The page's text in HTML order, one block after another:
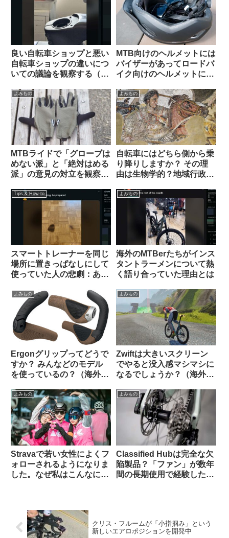
良い自転車ショップと悪い
自転車ショップの違いにつ
いての議論を観察する（海
MTB向けのヘルメットには
バイザーがあってロードバ
イク向けのヘルメットにな
示板から）
よみもの
MTBライドで「グローブは
めない派」と「絶対はめる
派」の意見の対立を観察す
よみもの
自転車にはどちら側から乗
り降りしますか？ その理
由は生物学的？地域行政
板から】
Tips & How-to
スマートトレーナーを同じ
場所に置きっぱなしにして
使っていた人の悲劇：あな
示板から）
よみもの
海外のMTBerたちがインス
タントラーメンについて熱
く語り合っていた理由とは
よみもの
Ergonグリップってどうで
すか？ みんなどのモデル
を使っているの？（海外掲
よみもの
Zwiftは大きいスクリーン
でやると没入感マシマシに
なるでしょうか？（海外掲
よみもの
Stravaで若い女性によくフ
ォローされるようになりま
した。なぜ私はこんなにモ
よみもの
Classified Hubは完全な欠
陥製品？「ファン」が数年
間の長期使用で経験した
クリス・フルームが「小指掴み」という
新しいエアロポジションを開発中